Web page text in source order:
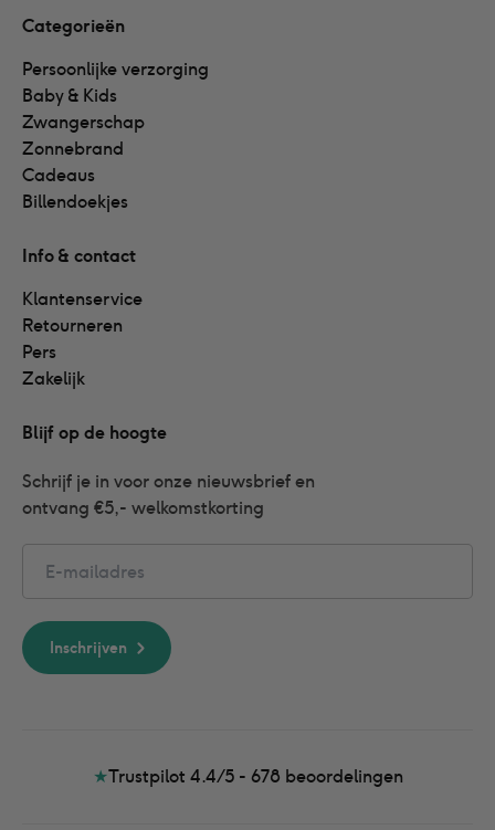
Categorieën
Persoonlijke verzorging
Baby & Kids
Zwangerschap
Zonnebrand
Cadeaus
Billendoekjes
Info & contact
Klantenservice
Retourneren
Pers
Zakelijk
Blijf op de hoogte
Schrijf je in voor onze nieuwsbrief en
ontvang €5,- welkomstkorting
Inschrijven
★Trustpilot 4.4/5 - 678 beoordelingen